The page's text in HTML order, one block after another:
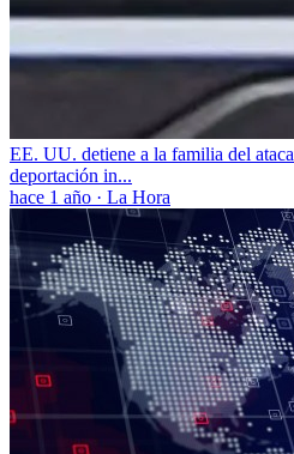
EE. UU. detiene a la familia del
deportación in...
hace 1 año · La Hora